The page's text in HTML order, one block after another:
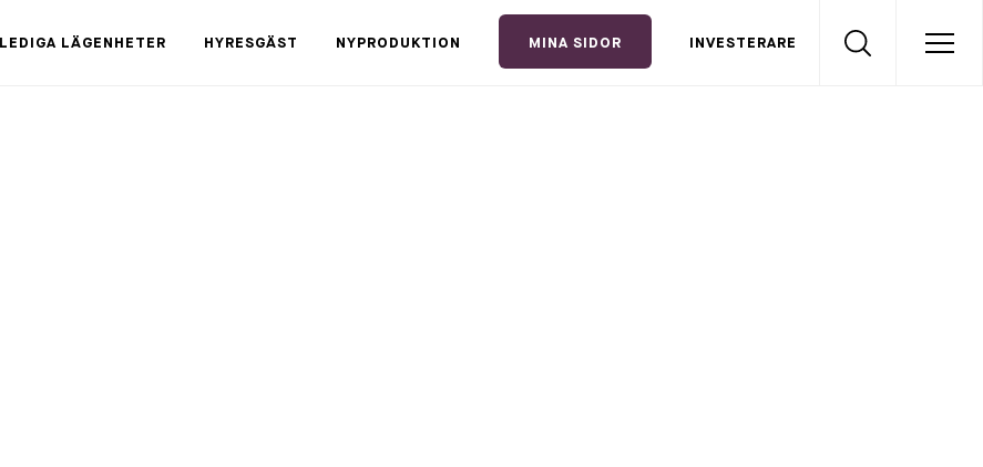
LEDIGA LÄGENHETER HYRESGÄST NYPRODUKTION MINA SIDOR INVESTERARE